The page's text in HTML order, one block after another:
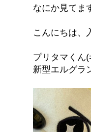
なにか見てま
こんにちは、
プリタマくん
新型エルグラ